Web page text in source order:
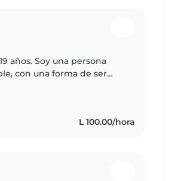
años. Soy una persona
con una forma de ser
L 100.00/hora